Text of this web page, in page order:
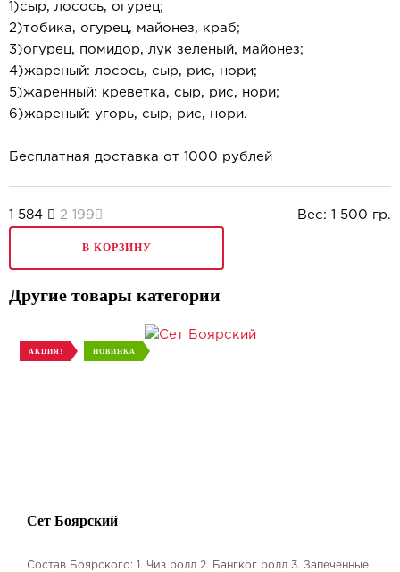
1)сыр, лосось, огурец;
2)тобика, огурец, майонез, краб;
3)огурец, помидор, лук зеленый, майонез;
4)жареный: лосось, сыр, рис, нори;
5)жаренный: креветка, сыр, рис, нори;
6)жареный: угорь, сыр, рис, нори.
Бесплатная доставка от 1000 рублей
1 584 2 199 Вес: 1 500 гр.
В КОРЗИНУ
Другие товары категории
АКЦИЯ! НОВИНКА
Сет Боярский
Состав Боярского: 1. Чиз ролл 2. Бангког ролл 3. Запеченные